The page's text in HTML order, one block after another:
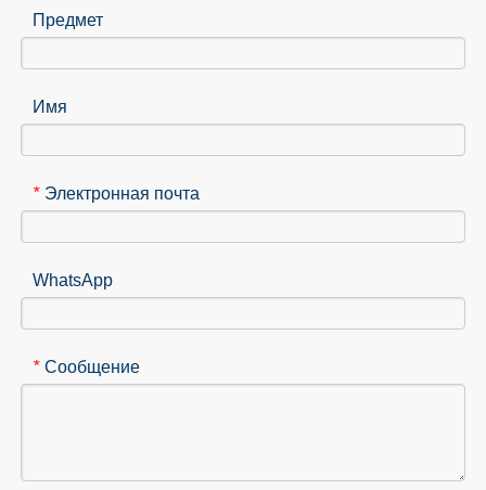
Предмет
Имя
* Электронная почта
WhatsApp
* Сообщение